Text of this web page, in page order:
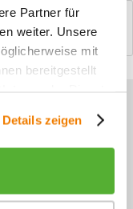
Partner für
weiter. Unsere
mit
bereitgestellt
Details zeigen
mehr
09:00 - 16:00 Uhr
09:00 - 13:00 Uhr